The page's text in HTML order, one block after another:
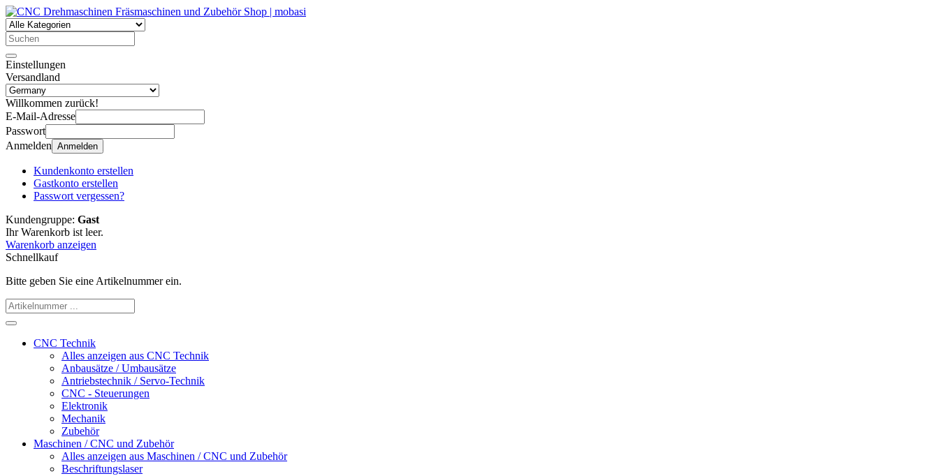
Einstellungen
Versandland
Willkommen zurück!
E-Mail-Adresse
Passwort
Anmelden Anmelden
Kundenkonto erstellen
Gastkonto erstellen
Passwort vergessen?
Kundengruppe: Gast
Ihr Warenkorb ist leer.
Warenkorb anzeigen
Schnellkauf
Bitte geben Sie eine Artikelnummer ein.
CNC Technik
Alles anzeigen aus CNC Technik
Anbausätze / Umbausätze
Antriebstechnik / Servo-Technik
CNC - Steuerungen
Elektronik
Mechanik
Zubehör
Maschinen / CNC und Zubehör
Alles anzeigen aus Maschinen / CNC und Zubehör
Beschriftungslaser